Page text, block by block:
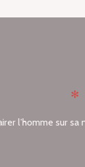
✻
l’homme sur